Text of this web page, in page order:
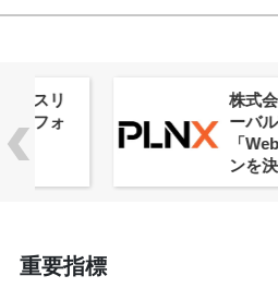
株式会社PlnX
ーバルWeb3カ
「WebX2026
重要指標